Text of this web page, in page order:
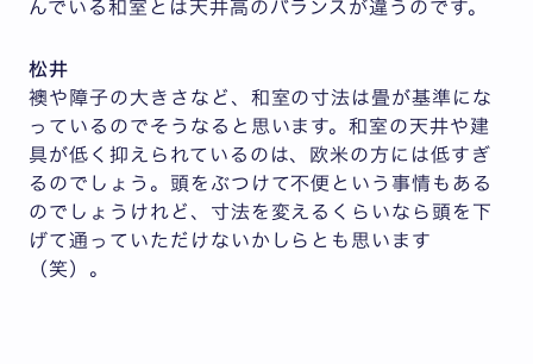
んでいる和室とは天井高のバランスが違うのです。
松井
襖や障子の大きさなど、和室の寸法は畳が基準にな
っているのでそうなると思います。和室の天井や建
具が低く抑えられているのは、欧米の方には低すぎ
るのでしょう。頭をぶつけて不便という事情もある
のでしょうけれど、寸法を変えるくらいなら頭を下
げて通っていただけないかしらとも思います
（笑）。